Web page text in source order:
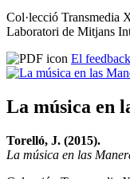
Col·lecció Transmedia
Laboratori de Mitjans
El
La música en
Torelló, J. (2015).
La música en las